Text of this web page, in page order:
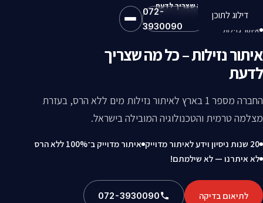
דילוג לתוכן
072-
3930090
איתור נזילות – כל מה שצריך לדעת
איתור נזילות
איתור נזילות – כל מה שצריך
לדעת
החברה מספר 1 בארץ לאיתור נזילות מים ללא הרס, בעזרת
מצלמה טרמית והטכנולוגיה המובילה בישראל.
20 שנות ניסיון וידע לאיתור מדוייק
איתור מדוייק ב־100% ללא הרס
לא איתרנו — לא שילמתם!
לתיאום בדיקה 072-3930090